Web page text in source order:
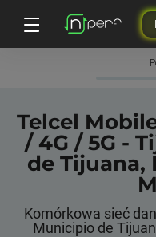
Telcel
/ 4G / 5G -
de Tijuana,
Komórkowa sieć
Municipio de